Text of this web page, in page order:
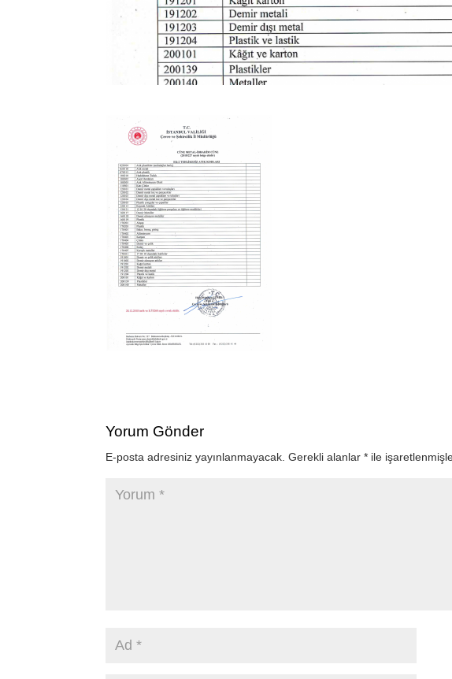
Yorum Gönder
E-posta adresiniz yayınlanmayacak. Gerekli alanlar* ile